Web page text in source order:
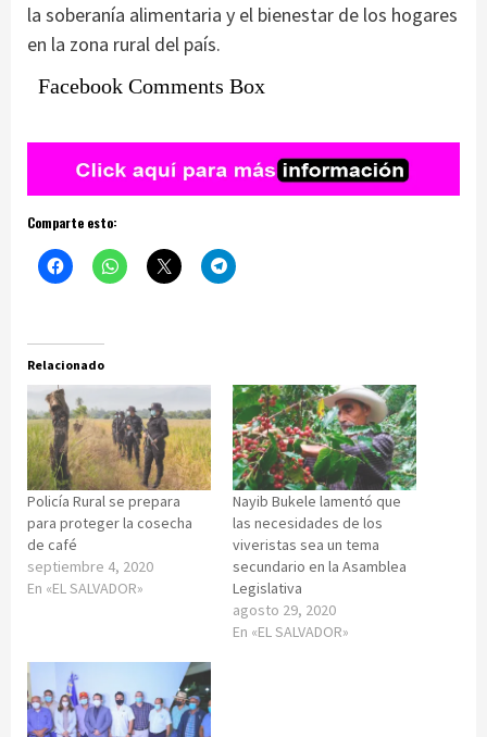
la soberanía alimentaria y el bienestar de los hogares
en la zona rural del país.
Facebook Comments Box
Comparte esto:
Relacionado
Policía Rural se prepara
para proteger la cosecha
de café
septiembre 4, 2020
En «EL SALVADOR»
Nayib Bukele lamentó que
las necesidades de los
viveristas sea un tema
secundario en la Asamblea
Legislativa
agosto 29, 2020
En «EL SALVADOR»